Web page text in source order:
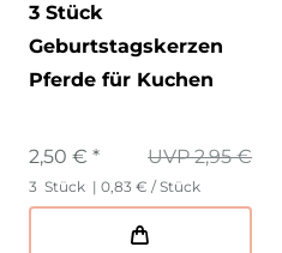
3 Stück
Geburtstagskerzen
Pferde für Kuchen
UVP 2,95 €
2,50 € *
3 Stück | 0,83 € / Stück